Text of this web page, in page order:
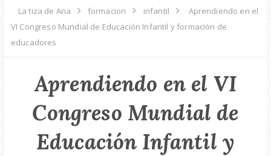
HOME
PROYECTOS
IGUALDAD
LECTURAS
Recomendaciones Lectoras
La tiza de Ana formacion infantil
Aprendiendo en el
VI Congreso Mundial de Educación Infantil y formación de
educadores
Aprendiendo en el VI
Congreso Mundial de
Educación Infantil y